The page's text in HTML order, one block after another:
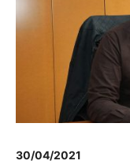
30/04/2021